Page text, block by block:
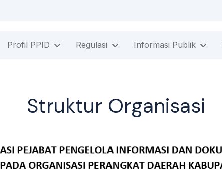
Profil PPID Regulasi Informasi Publik
Struktur Organisasi